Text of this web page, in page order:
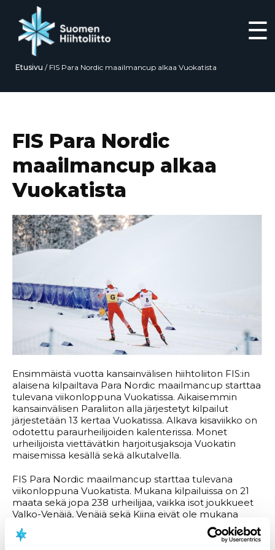
☰
Etusivu / FIS Para Nordic maailmancup alkaa Vuokatista
FIS Para Nordic
maailmancup alkaa
Vuokatista
Ensimmäistä vuotta kansainvälisen hiihtoliiton FIS:in
alaisena kilpailtava Para Nordic maailmancup starttaa
tulevana viikonloppuna Vuokatissa. Aikaisemmin
kansainvälisen Paraliiton alla järjestetyt kilpailut
järjestetään 13 kertaa Vuokatissa. Alkava kisaviikko on
odotettu paraurheilijoiden kalenterissa. Monet
urheilijoista viettävätkin harjoitusjaksoja Vuokatin
maisemissa kesällä sekä alkutalvella.
FIS Para Nordic maailmancup starttaa tulevana
viikonloppuna Vuokatista. Mukana kilpailuissa on 21
maata sekä jopa 238 urheilijaa, vaikka isot joukkueet
Valko-Venäjä, Venäjä sekä Kiina eivät ole mukana
kilpailuissa.